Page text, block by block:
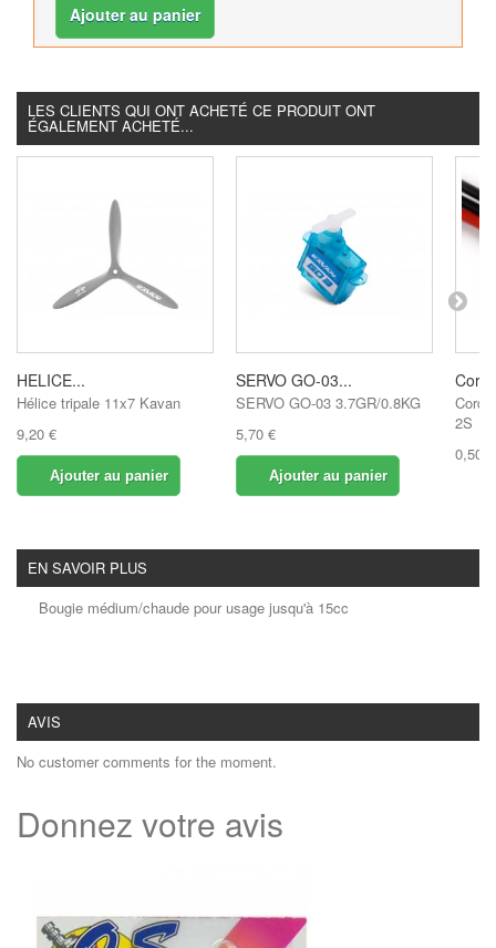
Ajouter au panier
LES CLIENTS QUI ONT ACHETÉ CE PRODUIT ONT
ÉGALEMENT ACHETÉ...
HELICE...
Hélice tripale 11x7 Kavan
9,20 €
Ajouter au panier
SERVO GO-03...
SERVO GO-03 3.7GR/0.8KG
5,70 €
Ajouter au panier
2S
0,50 €
EN SAVOIR PLUS
Bougie médium/chaude pour usage jusqu'à 15cc
AVIS
No customer comments for the moment.
Donnez votre avis